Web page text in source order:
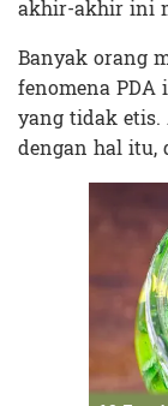
akhir-akhir ini
Banyak orang
fenomena PDA
yang tidak etis.
dengan hal itu,